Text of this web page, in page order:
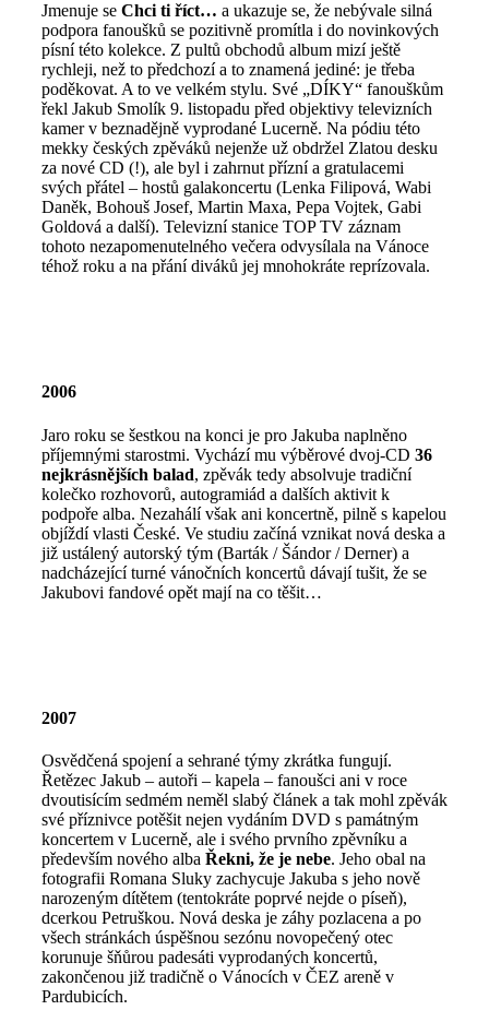
Jmenuje se Chci ti říct… a ukazuje se, že nebývale silná
podpora fanoušků se pozitivně promítla i do novinkových
písní této kolekce. Z pultů obchodů album mizí ještě
rychleji, než to předchozí a to znamená jediné: je třeba
poděkovat. A to ve velkém stylu. Své „DÍKY“ fanouškům
řekl Jakub Smolík 9. listopadu před objektivy televizních
kamer v beznadějně vyprodané Lucerně. Na pódiu této
mekky českých zpěváků nejenže už obdržel Zlatou desku
za nové CD (!), ale byl i zahrnut přízní a gratulacemi
svých přátel – hostů galakoncertu (Lenka Filipová, Wabi
Daněk, Bohouš Josef, Martin Maxa, Pepa Vojtek, Gabi
Goldová a další). Televizní stanice TOP TV záznam
tohoto nezapomenutelného večera odvysílala na Vánoce
téhož roku a na přání diváků jej mnohokráte reprízovala.
2006
Jaro roku se šestkou na konci je pro Jakuba naplněno
příjemnými starostmi. Vychází mu výběrové dvoj-CD 36
nejkrásnějších balad, zpěvák tedy absolvuje tradiční
kolečko rozhovorů, autogramiád a dalších aktivit k
podpoře alba. Nezahálí však ani koncertně, pilně s kapelou
objíždí vlasti České. Ve studiu začíná vznikat nová deska a
již ustálený autorský tým (Barták / Šándor / Derner) a
nadcházející turné vánočních koncertů dávají tušit, že se
Jakubovi fandové opět mají na co těšit…
2007
Osvědčená spojení a sehrané týmy zkrátka fungují.
Řetězec Jakub – autoři – kapela – fanoušci ani v roce
dvoutisícím sedmém neměl slabý článek a tak mohl zpěvák
své příznivce potěšit nejen vydáním DVD s památným
koncertem v Lucerně, ale i svého prvního zpěvníku a
především nového alba Řekni, že je nebe. Jeho obal na
fotografii Romana Sluky zachycuje Jakuba s jeho nově
narozeným dítětem (tentokráte poprvé nejde o píseň),
dcerkou Petruškou. Nová deska je záhy pozlacena a po
všech stránkách úspěšnou sezónu novopečený otec
korunuje šňůrou padesáti vyprodaných koncertů,
zakončenou již tradičně o Vánocích v ČEZ areně v
Pardubicích.